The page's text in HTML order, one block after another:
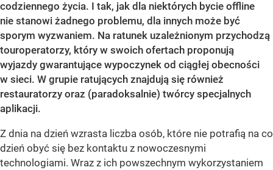
codziennego życia. I tak, jak dla niektórych bycie offline
nie stanowi żadnego problemu, dla innych może być
sporym wyzwaniem. Na ratunek uzależnionym przychodzą
touroperatorzy, który w swoich ofertach proponują
wyjazdy gwarantujące wypoczynek od ciągłej obecności
w sieci. W grupie ratujących znajdują się również
restauratorzy oraz (paradoksalnie) twórcy specjalnych
aplikacji.
Z dnia na dzień wzrasta liczba osób, które nie potrafią na co
dzień obyć się bez kontaktu z nowoczesnymi
technologiami. Wraz z ich powszechnym wykorzystaniem